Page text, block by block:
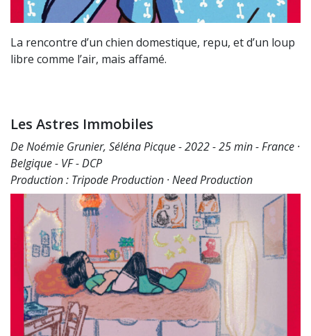
La rencontre d’un chien domestique, repu, et d’un loup
libre comme l’air, mais affamé.
Les Astres Immobiles
De Noémie Grunier, Séléna Picque - 2022 - 25 min - France ·
Belgique - VF - DCP
Production : Tripode Production · Need Production